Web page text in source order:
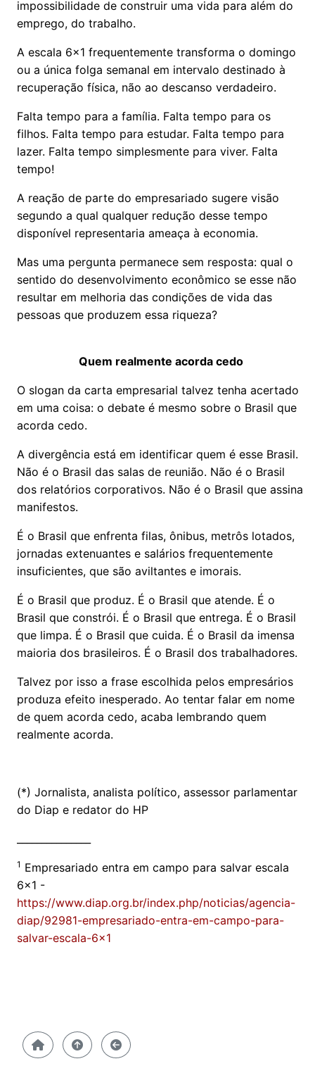
impossibilidade de construir uma vida para além do
emprego, do trabalho.
A escala 6x1 frequentemente transforma o domingo
ou a única folga semanal em intervalo destinado à
recuperação física, não ao descanso verdadeiro.
Falta tempo para a família. Falta tempo para os
filhos. Falta tempo para estudar. Falta tempo para
lazer. Falta tempo simplesmente para viver. Falta
tempo!
A reação de parte do empresariado sugere visão
segundo a qual qualquer redução desse tempo
disponível representaria ameaça à economia.
Mas uma pergunta permanece sem resposta: qual o
sentido do desenvolvimento econômico se esse não
resultar em melhoria das condições de vida das
pessoas que produzem essa riqueza?
Quem realmente acorda cedo
O slogan da carta empresarial talvez tenha acertado
em uma coisa: o debate é mesmo sobre o Brasil que
acorda cedo.
A divergência está em identificar quem é esse Brasil.
Não é o Brasil das salas de reunião. Não é o Brasil
dos relatórios corporativos. Não é o Brasil que assina
manifestos.
É o Brasil que enfrenta filas, ônibus, metrôs lotados,
jornadas extenuantes e salários frequentemente
insuficientes, que são aviltantes e imorais.
É o Brasil que produz. É o Brasil que atende. É o
Brasil que constrói. É o Brasil que entrega. É o Brasil
que limpa. É o Brasil que cuida. É o Brasil da imensa
maioria dos brasileiros. É o Brasil dos trabalhadores.
Talvez por isso a frase escolhida pelos empresários
produza efeito inesperado. Ao tentar falar em nome
de quem acorda cedo, acaba lembrando quem
realmente acorda.
(*) Jornalista, analista político, assessor parlamentar
do Diap e redator do HP
1 Empresariado entra em campo para salvar escala
6x1 -
https://www.diap.org.br/index.php/noticias/agencia-
diap/92981-empresariado-entra-em-campo-para-
salvar-escala-6x1